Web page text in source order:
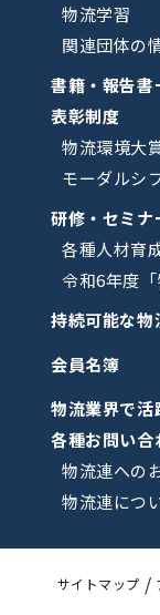
物流学習
関連団体の
書籍・報告書
表彰制度
物流環境大
モーダルシ
研修・セミナ
各種人材育
令和6年度
持続可能な物
会員名簿
物流業界で活
各種お問い合
物流連への
物流連につ
サイトマップ